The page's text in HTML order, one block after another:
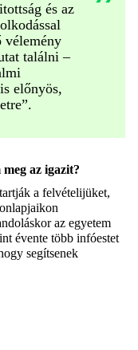
és az
vélemény
találni –
előnyös,
az igazit?
a felvételijüket,
az egyetem
évente több infóestet
segítsenek